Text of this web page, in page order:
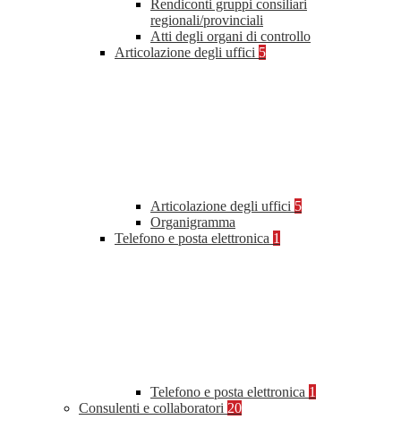
Rendiconti gruppi consiliari
regionali/provinciali
Atti degli organi di controllo
Articolazione degli uffici 5
Articolazione degli uffici 5
Organigramma
Telefono e posta elettronica 1
Telefono e posta elettronica 1
Consulenti e collaboratori 20